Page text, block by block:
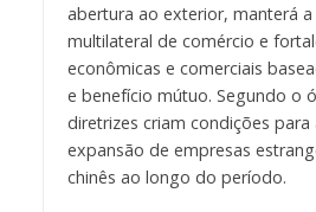
abertura ao exterior, manterá
multilateral de comércio e
econômicas e comerciais
e benefício mútuo. Segundo o
diretrizes criam condições para
expansão de empresas
chinês ao longo do período.